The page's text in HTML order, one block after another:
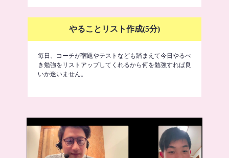
やることリスト作成(5分)
毎日、コーチが宿題やテストなども踏まえて今日やるべ
き勉強をリストアップしてくれるから何を勉強すれば良
いか迷いません。